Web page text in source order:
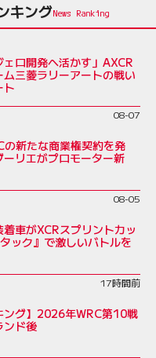
キング
ロ開発へ活かす」AXCR
三菱ラリーアートの戦い
ト
08-07
の新たな商業権契約を発
リエがプロモーター新
08-05
着車がXCRスプリントカッ
ック』で激しいバトルを
17時間前
ング】2026年WRC第10戦
ンド後